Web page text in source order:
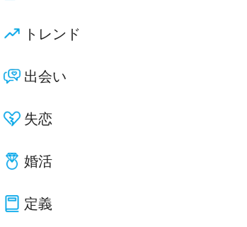
トレンド
出会い
失恋
婚活
定義